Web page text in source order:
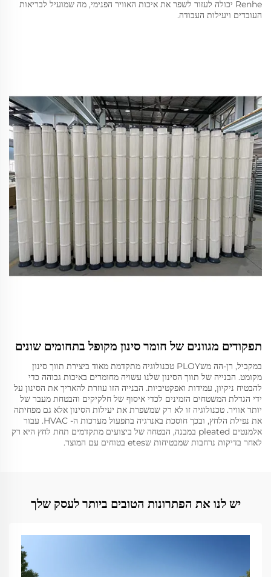
Renhe יכולה לעזור לשפר את איכות האוויר הפנימי, מה שמועיל לבריאות
העובדים ויעילות העבודה.
תפקודים מגוונים של חומר סינון מקופל בתחומים שונים
במקביל, רן-הה משPLOY טכנולוגיה מתקדמת מאוד ביצירת תווך סינון
מקומט. הבנייה של תווך הסינון שלנו עשויה מחומרים באיכות גבוהה כדי
להבטיח ניקיון, עמידות ואפקטיביות. הבנייה הזו עוזרת להאריך את הסינון על
ידי הגדלת המשטחים הזמינים לכדי איסוף של חלקיקים והבטחת מעבר של
יותר אוויר. טכנולוגיה זו לא רק שמשפרת את יעילות הסינון אלא גם מפחיתה
את נפילת הלחץ, ובכך חוסכת באנרגיה בתפעול מערכות ה- HVAC. עבור
אלמנטים pleated במבנה, הבטחה של ביצועים מתקדמים תחת לחץ היא רק
לאחר בדיקות נרחבות שמבטיחות שetes בטוחים עם המוצר.
יש לנו את הפתרונות הטובים ביותר לעסק שלך